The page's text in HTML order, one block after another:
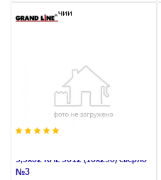
5,5х32 RAL 5012 (10х250) сверло
№3
В наличии